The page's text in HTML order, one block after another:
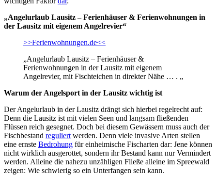
„Angelurlaub Lausitz – Ferienhäuser & Ferienwohnungen in
der Lausitz mit eigenem Angelrevier“
>>Ferienwohnungen.de<<
„Angelurlaub Lausitz – Ferienhäuser &
Ferienwohnungen in der Lausitz mit eigenem
Angelrevier, mit Fischteichen in direkter Nähe … . „
Warum der Angelsport in der Lausitz wichtig ist
Der Angelurlaub in der Lausitz drängt sich hierbei regelrecht auf:
Denn die Lausitz ist mit vielen Seen und langsam fließenden
Flüssen reich gesegnet. Doch bei diesem Gewässern muss auch der
Fischbestand reguliert werden. Denn viele invasive Arten stellen
eine ernste Bedrohung für einheimische Fischarten dar: Jene können
nicht wirklich ausgerottet, sondern ihr Bestand kann nur Vermindert
werden. Alleine die nahezu unzähligen Fließe alleine im Spreewald
zeigen: Wie schwierig so ein Unterfangen sein kann.